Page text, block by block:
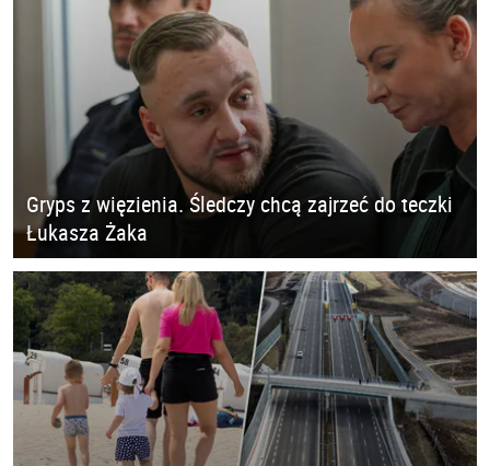
Gryps z więzienia. Śledczy chcą zajrzeć do teczki
Łukasza Żaka